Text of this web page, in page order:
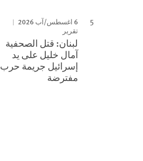
6 اغسطس/آب 2026
تقرير
لبنان: قتل الصحفية
آمال خليل على يد
إسرائيل جريمة حرب
مفترضة